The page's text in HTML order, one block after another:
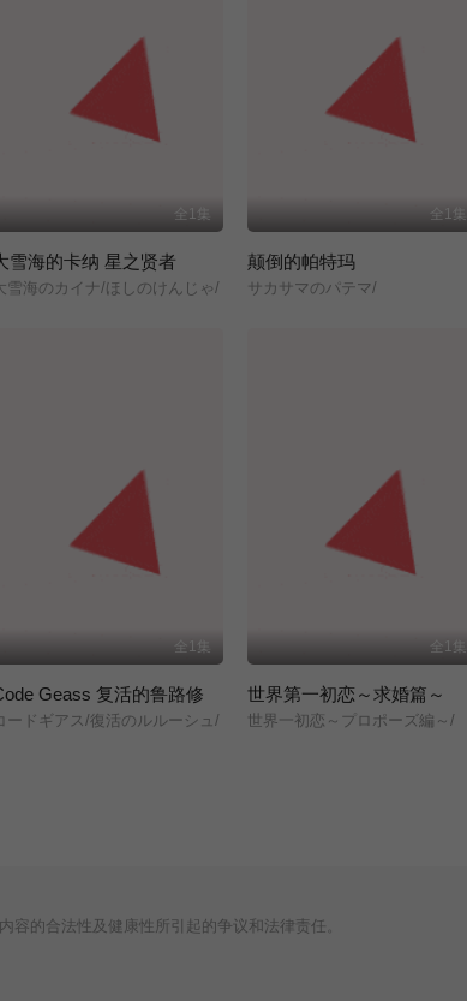
全1集
雪海的卡纳 星之贤者
雪海のカイナ/ほしのけんじゃ/
全1集
颠倒的帕特玛
サカサマのパテマ/
全1集
Geass 复活的鲁路修
ードギアス/復活のルルーシュ/
全1集
世界第一初恋～求婚篇～
世界一初恋～プロポーズ編～/
的合法性及健康性所引起的争议和法律责任。